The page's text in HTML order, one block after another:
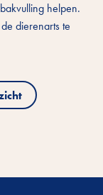
helpen.
dierenarts te